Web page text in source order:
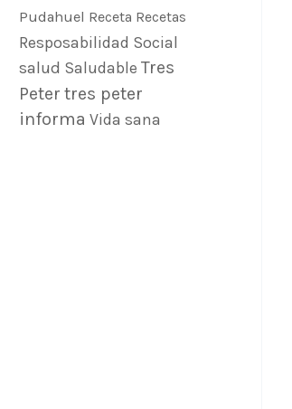
Pudahuel Receta Recetas
Resposabilidad Social
salud Saludable Tres
Peter tres peter
informa Vida sana